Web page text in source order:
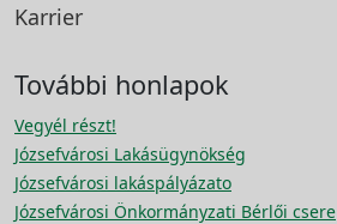
Karrier
További honlapok
Vegyél részt!
Józsefvárosi Lakásügynökség
Józsefvárosi lakáspályázato
Józsefvárosi Önkormányzati Bérlői csere